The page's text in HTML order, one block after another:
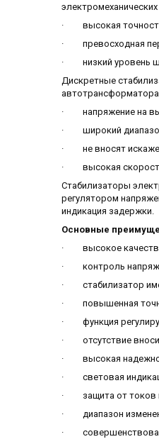
· высокая точность
· превосходная
· низкий уровень
Дискретные
· напряжение на
· широкий
· не вносят
· высокая скорость
Стабилизаторы
регулятором
индикация задержки.
Основные
· высокое
· контроль
· стабилизатор
· повышенная
· функция
· отсутствие
· высокая
· световая
· защита от токов
· диапазон
·